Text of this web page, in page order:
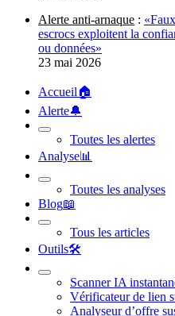
Alerte anti-arnaque :
escrocs exploitent la
ou données»
23 mai 2026
Accueil🏠︎
Alerte🔔︎
Toutes les alertes
Analyse📊︎
Toutes les analyses
Blog📖︎
Tous les articles
Outils🛠︎
Scanner IA
Vérificateur de lien
Analyseur d’offre